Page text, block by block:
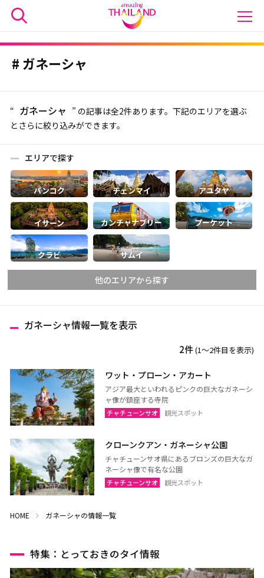
ガネーシャ
“ ガネーシャ ” の記事は全2件あります。下記のエリアを選ぶ
とさらに絞り込みができます。
エリアで探す
バンコク チェンマイ アユタヤ
イサーン カンチャナブリー プーケット
クラビ サムイ
他のエリアから探す
ランプーン
スコータイ
ターク
カンペーンペット
ピッサヌローク
ナコーンサワン
ナーン
プレー
ペッチャブーン
ピチット
ウッタラディット
ウタイターニー
ナコーンラーチャシーマー
（コラート）
ウボンラーチャターニー
（ウボン）
ガネーシャ情報一覧を表示
2件(1〜2件目を表示)
ワット・プローン・アカート
アジア最大といわれるピンクの巨大なガネーシ
ャ像が鎮座する寺院
チャチューンサオ 観光スポット
クローンクアン・ガネーシャ公園
チャチューンサオ県にあるブロンズの巨大なガ
ネーシャ像で有名な公園
チャチューンサオ 観光スポット
HOME ガネーシャの情報一覧
特集：とっておきのタイ情報